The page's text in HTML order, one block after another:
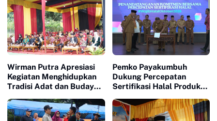
Wirman Putra Apresiasi
Kegiatan Menghidupkan
Tradisi Adat dan Budaya
Pemko Payakumbuh
Dukung Percepatan
Sertifikasi Halal Produk